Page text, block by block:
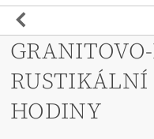
HODINY